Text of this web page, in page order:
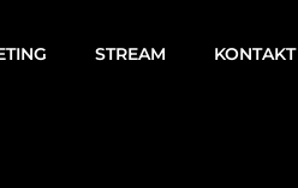
STREAM KONTAKT